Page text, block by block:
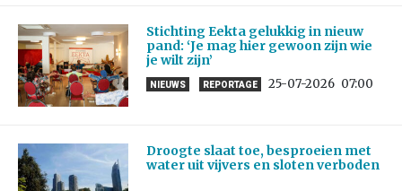
Stichting Eekta gelukkig in nieuw
pand: ‘Je mag hier gewoon zijn wie
je wilt zijn’
NIEUWS REPORTAGE 25-07-2026 07:00
Droogte slaat toe, besproeien met
water uit vijvers en sloten verboden